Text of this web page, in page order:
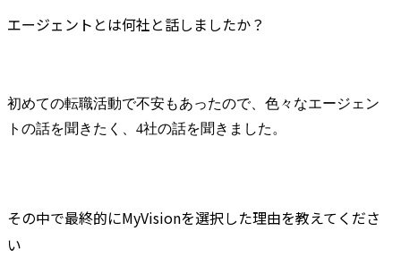
エージェントとは何社と話しましたか？
初めての転職活動で不安もあったので、色々なエージェン
トの話を聞きたく、4社の話を聞きました。
その中で最終的にMyVisionを選択した理由を教えてくださ
い